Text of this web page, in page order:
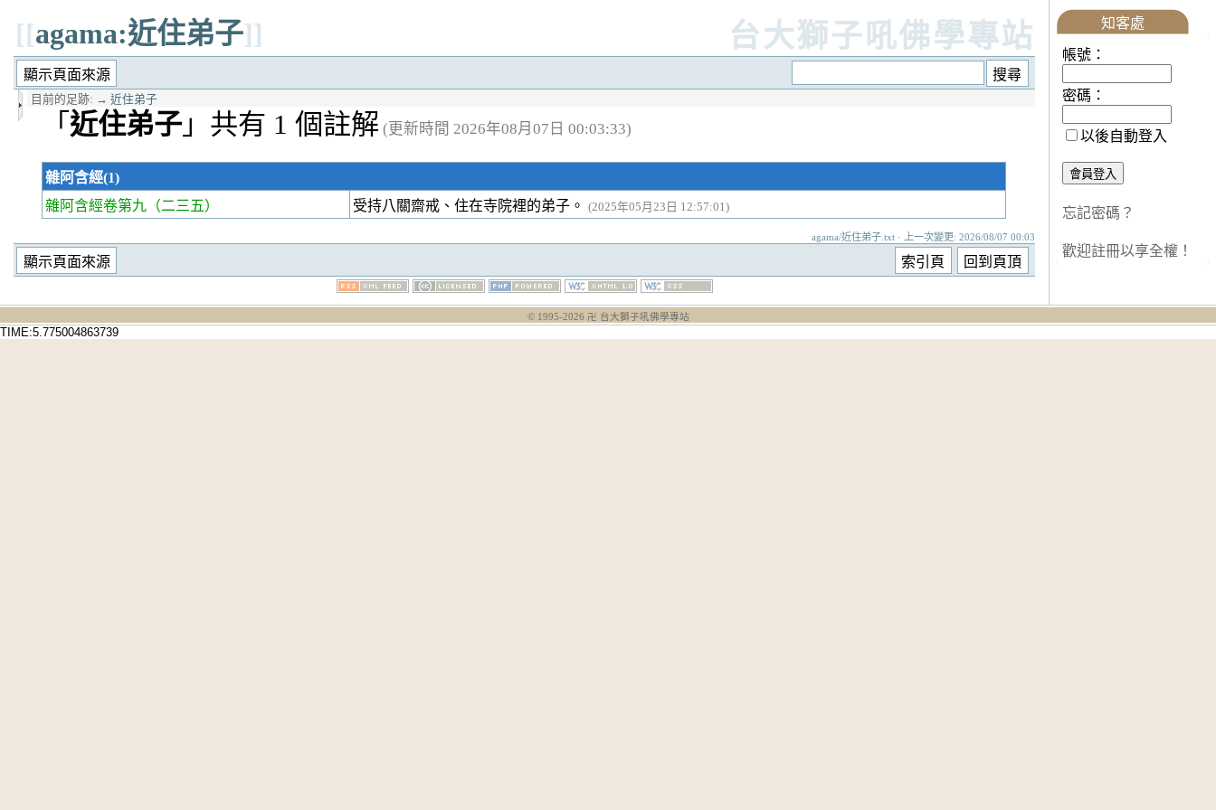
[[agama:近住弟子]] 台大獅子吼佛學專站
目前的足跡: → 近住弟子
「 近住弟子 」共有 1 個註解 (更新時間 2026年08月07日 00:03:33)
雜阿含經(1)
雜阿含經卷第九 （二三五） 受持八關齋戒、住在寺院裡的弟子。 (2025年05月23日 12:57:01)
agama/近住弟子.txt · 上一次變更: 2026/08/07 00:03
知客處
帳號：
密碼：
以後自動登入
忘記密碼？
歡迎註冊以享全權！
© 1995-2026 卍 台大獅子吼佛學專站
TIME:5.775004863739